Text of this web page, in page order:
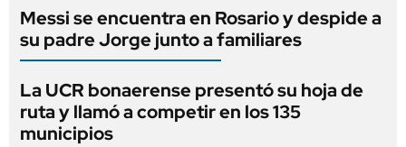
Messi se encuentra en Rosario y despide a
su padre Jorge junto a familiares
La UCR bonaerense presentó su hoja de
ruta y llamó a competir en los 135
municipios